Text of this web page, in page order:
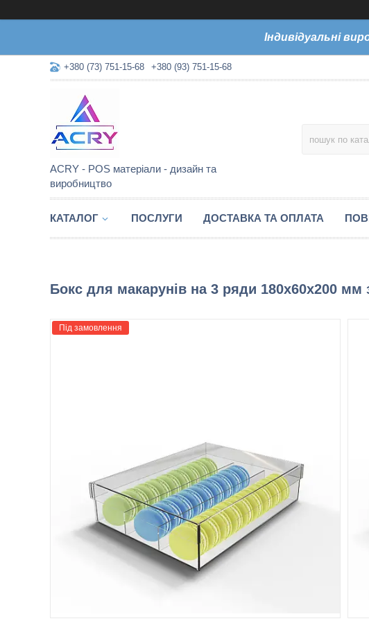
Індивідуальні
+380 (73) 751-15-68 +380 (93) 751-15-68
ACRY - POS матеріали - дизайн та
виробництво
КАТАЛОГ ПОСЛУГИ ДОСТАВКА ТА ОПЛАТА
Бокс для макарунів на 3 ряди 180х60х200
Під замовлення